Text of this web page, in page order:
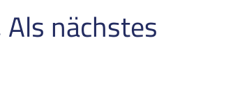
nächstes